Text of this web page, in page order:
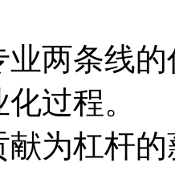
业两条线
过程。
献为杠杆